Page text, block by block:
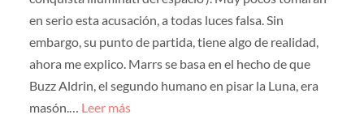
en serio esta acusación, a todas luces falsa. Sin
embargo, su punto de partida, tiene algo de realidad,
ahora me explico. Marrs se basa en el hecho de que
Buzz Aldrin, el segundo humano en pisar la Luna, era
masón.… Leer más